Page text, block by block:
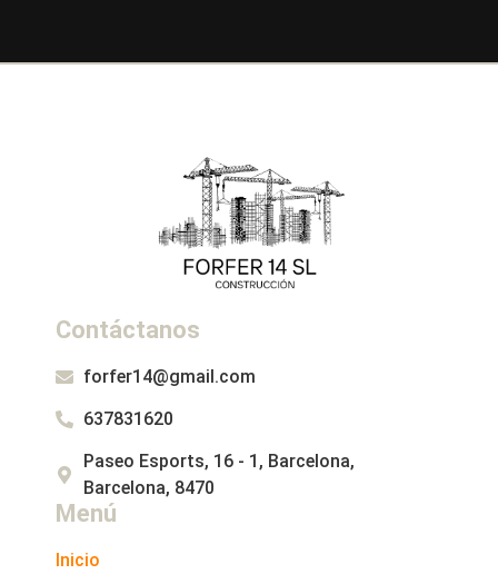
Menú
Inicio
Contáctanos
forfer14@gmail.com
637831620
Paseo Esports, 16 - 1, Barcelona,
Barcelona, 8470